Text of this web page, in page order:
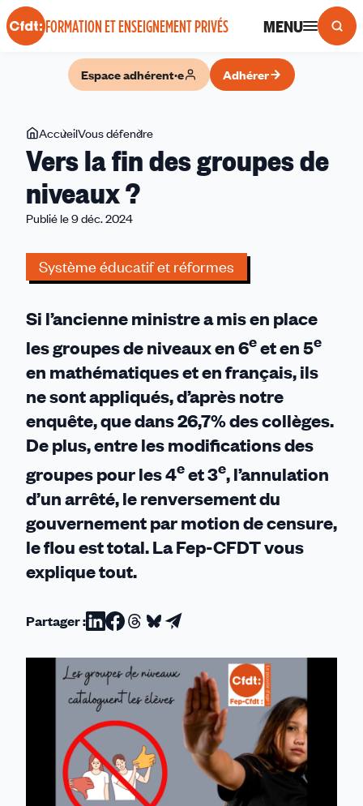
Panneau de gestion des cookies
FORMATION ET ENSEIGNEMENT PRIVÉS MENU
Espace adhérent·e Adhérer
Vous
êtes
ici
AccueilVous défendre
la
niveaux
?
Vers la fin des groupes de
niveaux ?
Publié le 9 déc. 2024
Système éducatif et réformes
Si l’ancienne ministre a mis en place
les groupes de niveaux en 6eet en 5e
en mathématiques et en français, ils
ne sont appliqués, d’après notre
enquête, que dans 26,7% des collèges.
De plus, entre les modifications des
groupes pour les 4eet 3e, l’annulation
d’un arrêté, le renversement du
gouvernement par motion de censure,
le flou est total. La Fep-CFDT vous
explique tout.
Partager :Partager
sur
Linkedin
Partager
sur
Facebook
Partager
sur
Threads
Partager
sur
Bluesky
Partager
par
email